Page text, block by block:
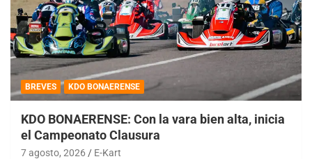
BREVES KDO BONAERENSE
KDO BONAERENSE: Con la vara bien alta, inicia
el Campeonato Clausura
7 agosto, 2026 E-Kart